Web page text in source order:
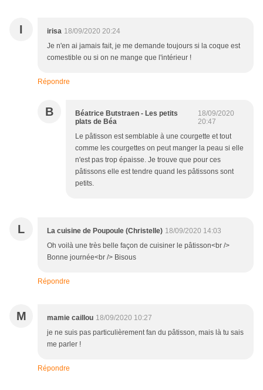
I irisa 18/09/2020 20:24
Je n'en ai jamais fait, je me demande toujours si la coque est
comestible ou si on ne mange que l'intérieur !
Répondre
B
Béatrice Butstraen - Les petits
plats de Béa
18/09/2020
20:47
Le pâtisson est semblable à une courgette et tout
comme les courgettes on peut manger la peau si elle
n'est pas trop épaisse. Je trouve que pour ces
pâtissons elle est tendre quand les pâtissons sont
petits.
L La cuisine de Poupoule (Christelle) 18/09/2020 14:03
Oh voilà une très belle façon de cuisiner le pâtisson<br />
Bonne journée<br /> Bisous
Répondre
M mamie caillou 18/09/2020 10:27
je ne suis pas particulièrement fan du pâtisson, mais là tu sais
me parler !
Répondre